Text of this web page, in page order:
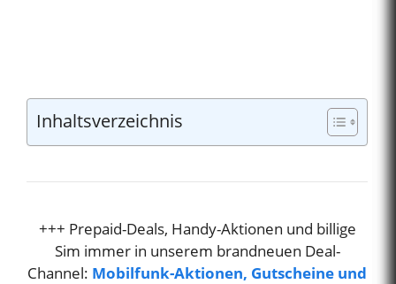
Inhaltsverzeichnis
+++ Prepaid-Deals, Handy-Aktionen und billige
Sim immer in unserem brandneuen Deal-
Channel: Mobilfunk-Aktionen, Gutscheine und